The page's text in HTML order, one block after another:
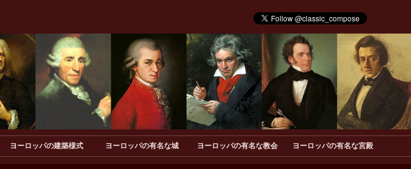
ヨーロッパの建築様式 ヨーロッパの有名な城 ヨーロッパの有名な教会 ヨーロッパの有名な宮殿